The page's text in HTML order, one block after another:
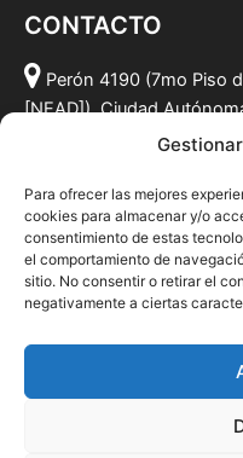
Para ofrecer las mejores
cookies para almacenar y/o
consentimiento de estas
el comportamiento de
sitio. No consentir o retirar el
negativamente a ciertas
CONTACTO
Perón 4190 (7mo Piso
[NEAD]), Ciudad
Politica de privacidad